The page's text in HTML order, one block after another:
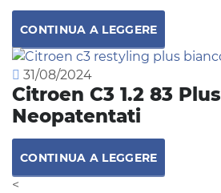
CONTINUA A LEGGERE
31/08/2024
Citroen C3 1.2 83 Plus
Neopatentati
CONTINUA A LEGGERE